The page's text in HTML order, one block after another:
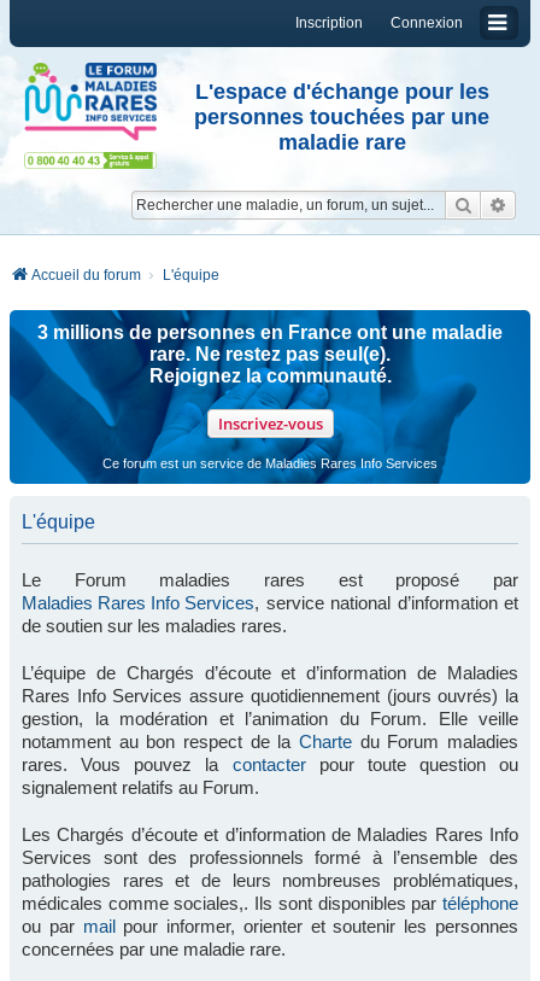
Connexion
Inscription
L'espace d'échange pour les
personnes touchées par une
maladie rare
Accueil du forum L'équipe
3 millions de personnes en France ont une maladie
rare. Ne restez pas seul(e).
Rejoignez la communauté.
Inscrivez-vous
Ce forum est un service de Maladies Rares Info Services
L'équipe
Le Forum maladies rares est proposé par
Maladies Rares Info Services, service national d’information et
de soutien sur les maladies rares.
L’équipe de Chargés d’écoute et d’information de Maladies
Rares Info Services assure quotidiennement (jours ouvrés) la
gestion, la modération et l’animation du Forum. Elle veille
notamment au bon respect de la Charte du Forum maladies
rares. Vous pouvez la contacterpour toute question ou
signalement relatifs au Forum.
Les Chargés d’écoute et d’information de Maladies Rares Info
Services sont des professionnels formé à l’ensemble des
pathologies rares et de leurs nombreuses problématiques,
médicales comme sociales,. Ils sont disponibles par téléphone
ou par mailpour informer, orienter et soutenir les personnes
concernées par une maladie rare.